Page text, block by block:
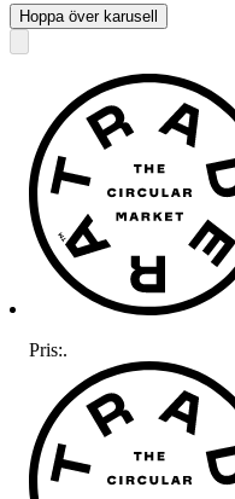
Hoppa över karusell
Pris:.